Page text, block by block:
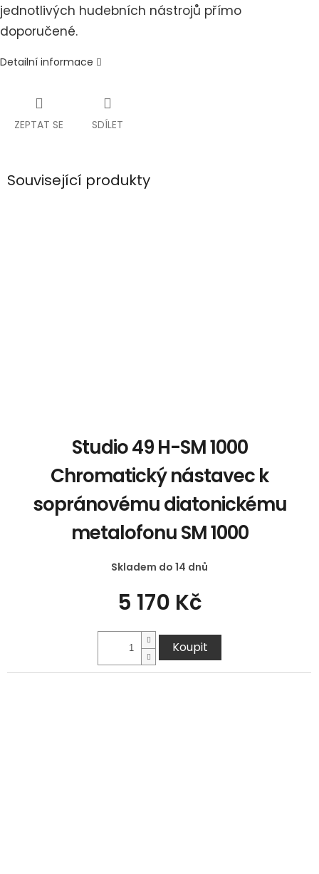
jednotlivých hudebních nástrojů přímo
doporučené.
Detailní informace
ZEPTAT SE SDÍLET
Související produkty
Studio 49 H-SM 1000
Chromatický nástavec k
sopránovému diatonickému
metalofonu SM 1000
Skladem do 14 dnů
5 170 Kč
Koupit